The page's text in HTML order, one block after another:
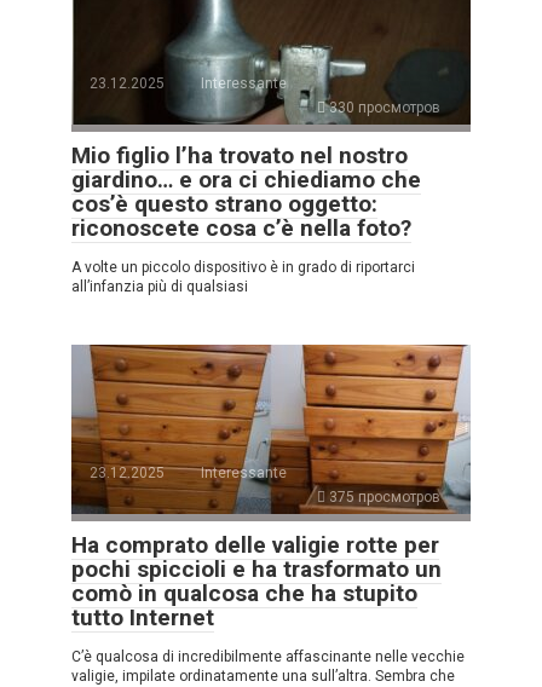
23.12.2025
Interessante
330 просмотров
Mio figlio l’ha trovato nel nostro
giardino… e ora ci chiediamo che
cos’è questo strano oggetto:
riconoscete cosa c’è nella foto?
A volte un piccolo dispositivo è in grado di riportarci
all’infanzia più di qualsiasi
23.12.2025
Interessante
375 просмотров
Ha comprato delle valigie rotte per
pochi spiccioli e ha trasformato un
comò in qualcosa che ha stupito
tutto Internet
C’è qualcosa di incredibilmente affascinante nelle vecchie
valigie, impilate ordinatamente una sull’altra. Sembra che